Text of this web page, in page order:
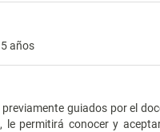
años
guiados por el
permitirá conocer y